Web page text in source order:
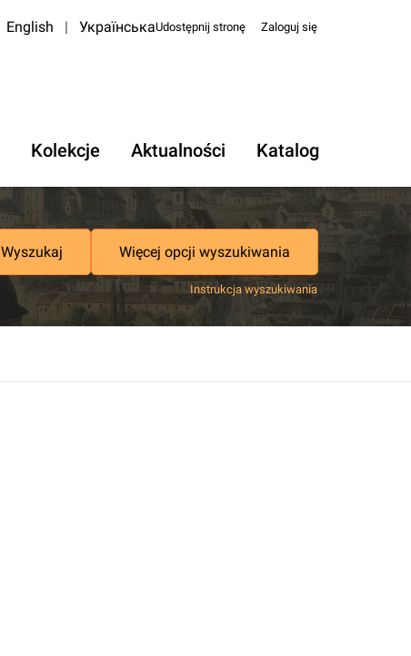
English | УкраїнськаUdostępnij stronę Zaloguj się
Kolekcje Aktualności Katalog
Wyszukaj Więcej opcji wyszukiwania
Instrukcja wyszukiwania